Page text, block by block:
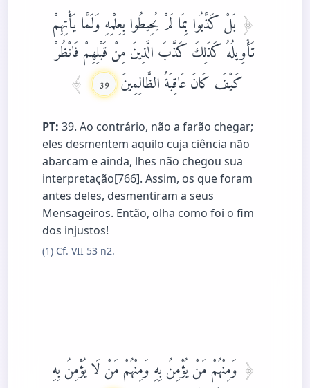
بَلْ كَذَّبُوا بِمَا لَمْ يُحِيطُوا بِعِلْمِهِ وَلَمَّا يَأْتِهِمْ
تَأْوِيلُهُ كَذَلِكَ كَذَّبَ الَّذِينَ مِنْ قَبْلِهِمْ فَانْظُرْ
كَيْفَ كَانَ عَاقِبَةُ الظَّالِمِينَ 39
PT: 39. Ao contrário, não a farão chegar;
eles desmentem aquilo cuja ciência não
abarcam e ainda, lhes não chegou sua
interpretação[766]. Assim, os que foram
antes deles, desmentiram a seus
Mensageiros. Então, olha como foi o fim
dos injustos!
(1) Cf. VII 53 n2.
وَمِنْهُمْ مَنْ يُؤْمِنُ بِهِ وَمِنْهُمْ مَنْ لَا يُؤْمِنُ بِهِ